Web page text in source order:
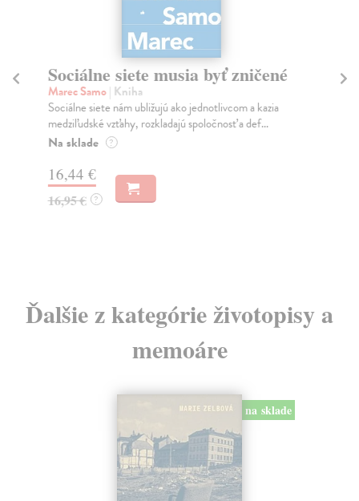
Sociálne siete musia byť zničené
Marec Samo| Kniha
Sociálne siete nám ubližujú ako jednotlivcom a kazia
medziľudské vzťahy, rozkladajú spoločnosť a def...
Na sklade ?
16,44 €
16,95 € ?
Ďalšie z kategórie životopisy a
memoáre
na sklade